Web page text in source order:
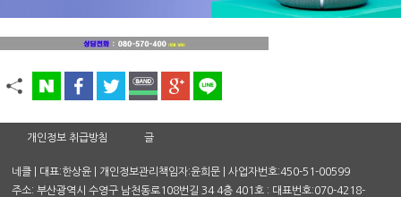
개인정보 취급방침 글
네클 | 대표:한상윤 | 개인정보관리책임자:윤희문 | 사업자번호:450-51-00599
주소: 부산광역시 수영구 남천동로108번길 34 4층 401호 : 대표번호:070-4218-